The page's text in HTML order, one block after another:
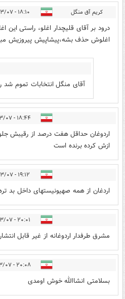
کریم آق منگل ۱۸:۱۰ - ۱۴۰۲/۰۳/۰۷
درود بر آقای قلیچدار اغلو، راستی
اغلوش حذف بشه،پیشاپیش پیروزیش
آقای منگل انتخابات تموم
۱۸:۴۴ - ۱۴۰۲/۰۳/۰۷
اردوغان حداقل هفت درصد از رقیبش
ازش کرده برنده است
۱۹:۱۲ - ۱۴۰۲/۰۳/۰۷
اردغان از همه صهیونیستهای داخل بد
۲۰:۰۱ - ۱۴۰۲/۰۳/۰۷
مشرق طرفدار اردوغانه از غیر قابل
۲۰:۰۸ - ۱۴۰۲/۰۳/۰۷
بسلامتی انشاالله خوش اومدی